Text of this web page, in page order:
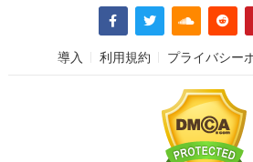
導入 利用規約 プライバシー